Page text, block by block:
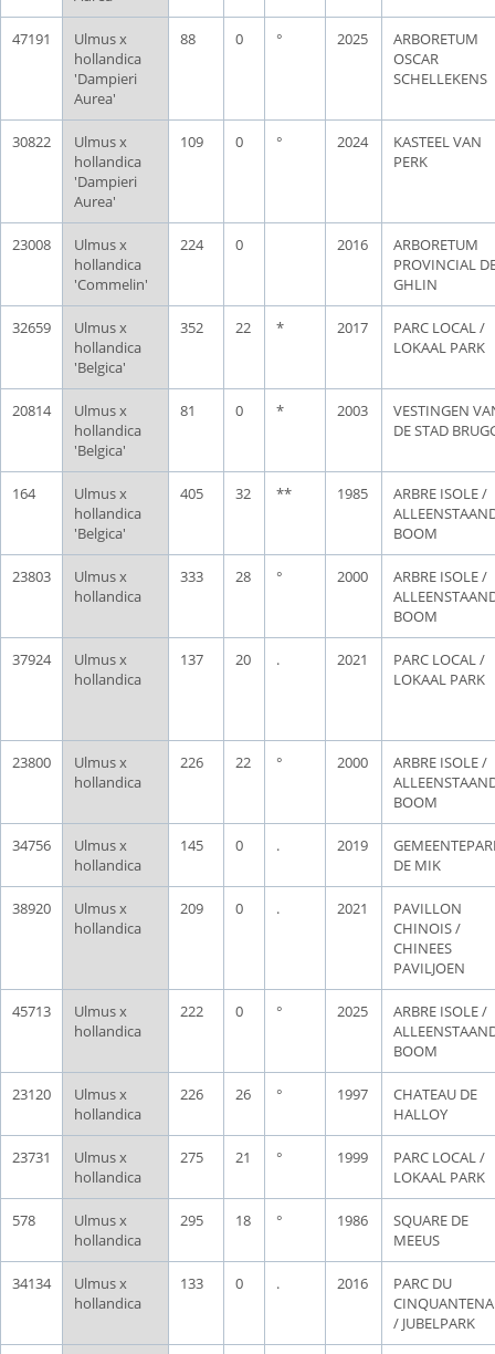
47191
Ulmus x
hollandica
'Dampieri
Aurea'
88 0 ° 2025
ARBORETUM
OSCAR
SCHELLEKENS
30822
Ulmus x
hollandica
'Dampieri
Aurea'
109 0 ° 2024
KASTEEL VAN
PERK
23008
Ulmus x
hollandica
'Commelin'
224 0 2016
ARBORETUM
PROVINCIAL
GHLIN
32659
Ulmus x
hollandica
'Belgica'
352 22 * 2017
PARC LOCAL /
LOKAAL PARK
20814
Ulmus x
hollandica
'Belgica'
81 0 * 2003
VESTINGEN
DE STAD
164
Ulmus x
hollandica
'Belgica'
405 32 ** 1985
ARBRE ISOLE /
BOOM
23803
Ulmus x
hollandica
333 28 ° 2000
ARBRE ISOLE /
BOOM
37924
Ulmus x
hollandica
137 20 . 2021
PARC LOCAL /
LOKAAL PARK
23800
Ulmus x
hollandica
226 22 ° 2000
ARBRE ISOLE /
BOOM
34756
Ulmus x
hollandica
145 0 . 2019
DE MIK
38920
Ulmus x
hollandica
209 0 . 2021
PAVILLON
CHINOIS /
CHINEES
PAVILJOEN
45713
Ulmus x
hollandica
222 0 ° 2025
ARBRE ISOLE /
BOOM
23120
Ulmus x
hollandica
226 26 ° 1997
CHATEAU DE
HALLOY
23731
Ulmus x
hollandica
275 21 ° 1999
PARC LOCAL /
LOKAAL PARK
578
Ulmus x
hollandica
295 18 ° 1986
SQUARE DE
MEEUS
34134
Ulmus x
hollandica
133 0 . 2016
PARC DU
/ JUBELPARK